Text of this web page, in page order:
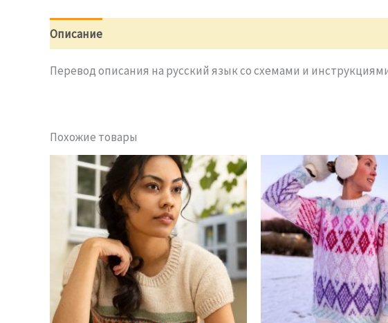
Описание
Перевод описания на русский язык со схемами и
Похожие товары